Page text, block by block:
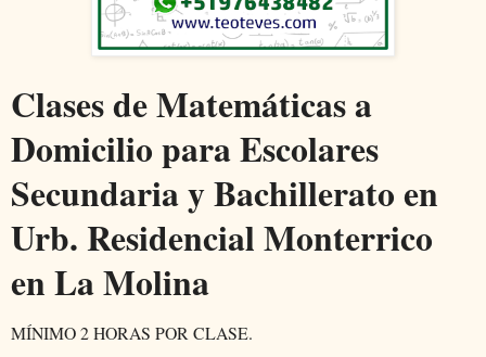
Clases de Matemáticas a
Domicilio para Escolares
Secundaria y Bachillerato en
Urb. Residencial Monterrico
en La Molina
MÍNIMO 2 HORAS POR CLASE.